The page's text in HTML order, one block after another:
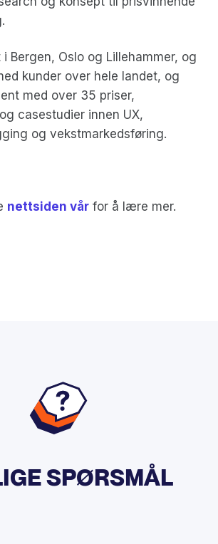
Bergen, Oslo og Lillehammer, og
kunder over hele landet, og
med over 35 priser,
casestudier innen UX,
og vekstmarkedsføring.
nettsiden vår for å lære mer.
SPØRSMÅL